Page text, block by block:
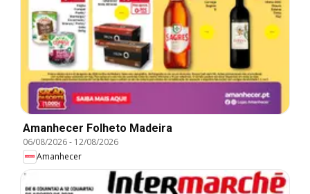
Amanhecer Folheto Madeira
06/08/2026- 12/08/2026
Amanhecer